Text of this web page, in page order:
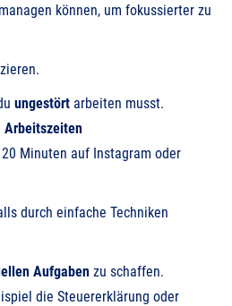
können, um fokussierter zu
ungestört arbeiten musst.
Arbeitszeiten
Minuten auf Instagram oder
durch einfache Techniken
Aufgaben zu schaffen.
die Steuererklärung oder